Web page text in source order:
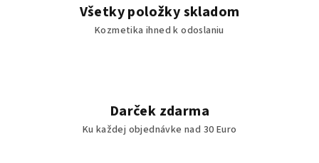
Všetky položky skladom
Kozmetika ihned k odoslaniu
Darček zdarma
Ku každej objednávke nad 30 Euro